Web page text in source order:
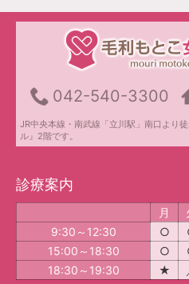
042-540-3300
JR中央本線・南武線「立川駅」南口より
ル』2階です。
診療案内
月
9:30～12:30
○
15:00～18:30 ○
18:30～19:30 ★